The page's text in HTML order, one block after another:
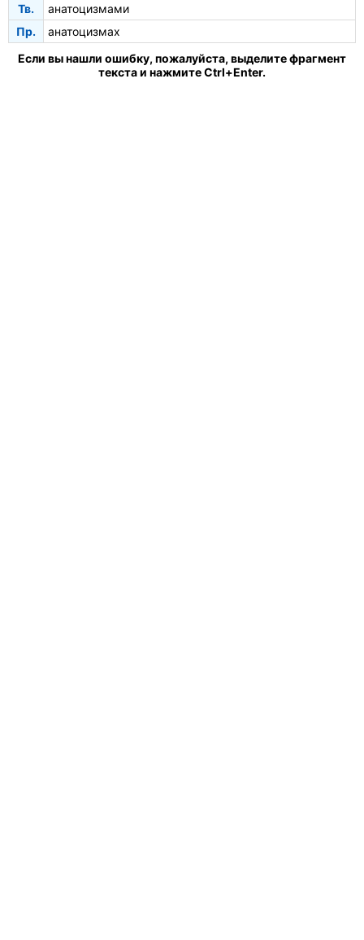
Тв.
анатоцизмами
Пр.
анатоцизмах
Если вы нашли ошибку, пожалуйста, выделите фрагмент
текста и нажмите Ctrl+Enter.